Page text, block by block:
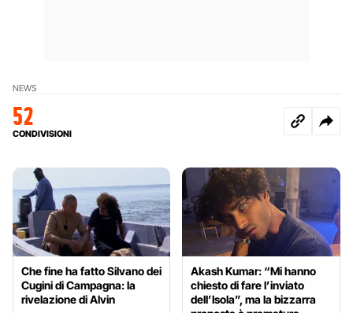
NEWS
52
CONDIVISIONI
Che fine ha fatto Silvano dei
Cugini di Campagna: la
rivelazione di Alvin
Akash Kumar: “Mi hanno
chiesto di fare l’inviato
dell’Isola”, ma la bizzarra